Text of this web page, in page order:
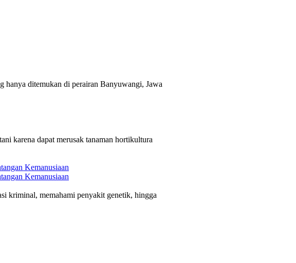
hanya ditemukan di perairan Banyuwangi, Jawa
karena dapat merusak tanaman hortikultura
Kemanusiaan
Kemanusiaan
kriminal, memahami penyakit genetik, hingga